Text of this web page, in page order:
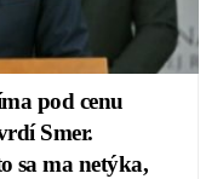
pod cenu
Smer.
sa ma netýka,